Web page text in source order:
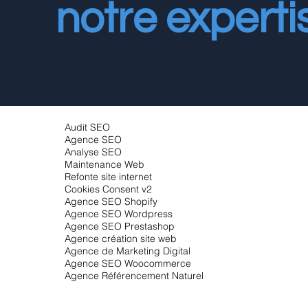
notre
Audit SEO
Agence SEO
Analyse SEO
Maintenance Web
Refonte site internet
Cookies Consent v2
Agence SEO Shopify
Agence SEO Wordpress
Agence SEO Prestashop
Agence création site web
Agence de Marketing Digital
Agence SEO Woocommerce
Agence Référencement Naturel